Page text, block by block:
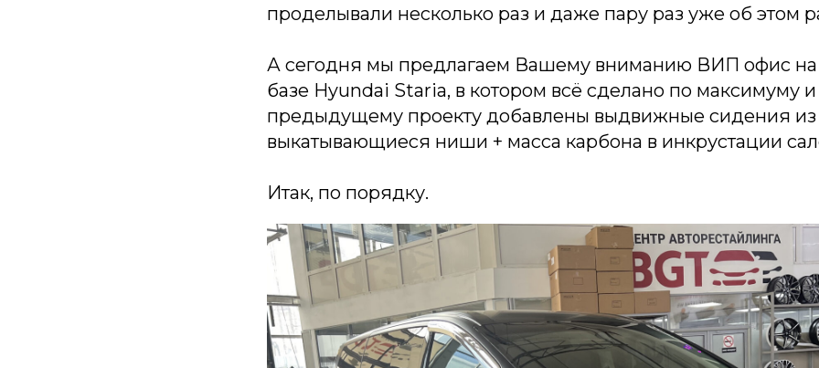
проделывали несколько раз и даже пару раз уже об этом
А сегодня мы предлагаем Вашему вниманию ВИП офис на
базе Hyundai Staria, в котором всё сделано по максимуму и
предыдущему проекту добавлены выдвижные сидения из
выкатывающиеся ниши + масса карбона в инкрустации
Итак, по порядку.